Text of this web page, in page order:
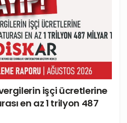
işçi ücretlerine
en az 1 trilyon 487